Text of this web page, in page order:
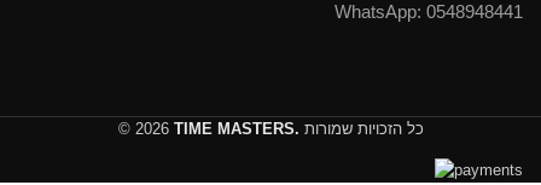
0548948441 :WhatsApp
© 2026 TIME MASTERS. כל הזכויות שמורות